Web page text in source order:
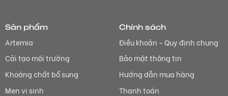
Sản phẩm
Artemia
Cải tạo môi trường
Khoáng chất bổ sung
Men vi sinh
Chính sách
Điều khoản - Quy định chung
Bảo mật thông tin
Hướng dẫn mua hàng
Thanh toán